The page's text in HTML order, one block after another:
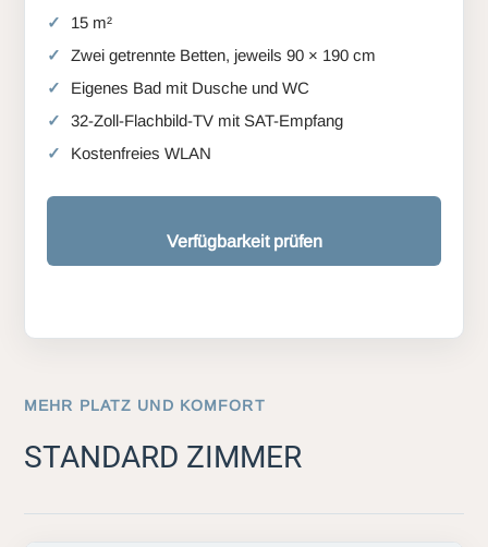
15 m²
Zwei getrennte Betten, jeweils 90 × 190 cm
Eigenes Bad mit Dusche und WC
32-Zoll-Flachbild-TV mit SAT-Empfang
Kostenfreies WLAN
Verfügbarkeit prüfen
MEHR PLATZ UND KOMFORT
STANDARD ZIMMER